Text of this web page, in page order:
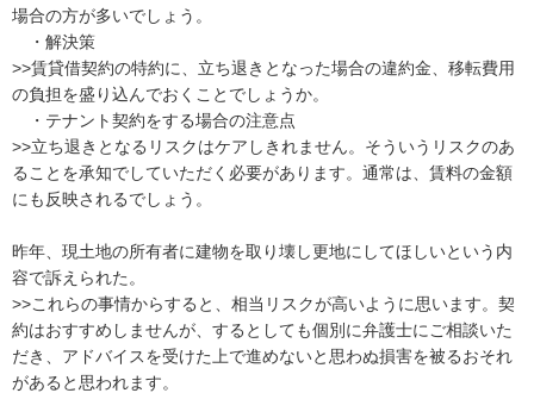
場合の方が多いでしょう。
・解決策
>>賃貸借契約の特約に、立ち退きとなった場合の違約金、移転費用
の負担を盛り込んでおくことでしょうか。
・テナント契約をする場合の注意点
>>立ち退きとなるリスクはケアしきれません。そういうリスクのあ
ることを承知でしていただく必要があります。通常は、賃料の金額
にも反映されるでしょう。
昨年、現土地の所有者に建物を取り壊し更地にしてほしいという内
容で訴えられた。
>>これらの事情からすると、相当リスクが高いように思います。契
約はおすすめしませんが、するとしても個別に弁護士にご相談いた
だき、アドバイスを受けた上で進めないと思わぬ損害を被るおそれ
があると思われます。